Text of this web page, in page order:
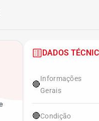
DADOS
🔴
Informações
Gerais
🔴Condição